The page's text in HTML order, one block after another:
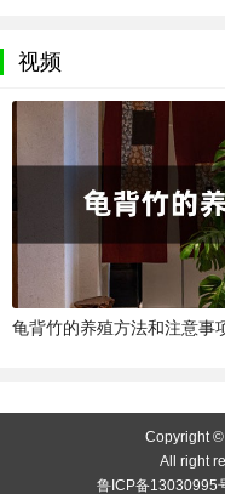
视频
龟背竹的养殖方法和注意事
Copyright
All right
鲁ICP备13030995